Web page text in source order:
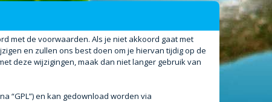
met de voorwaarden. Als je niet akkoord gaat met
en zullen ons best doen om je hiervan tijdig op de
deze wijzigingen, maak dan niet langer gebruik van
“GPL”) en kan gedownload worden via